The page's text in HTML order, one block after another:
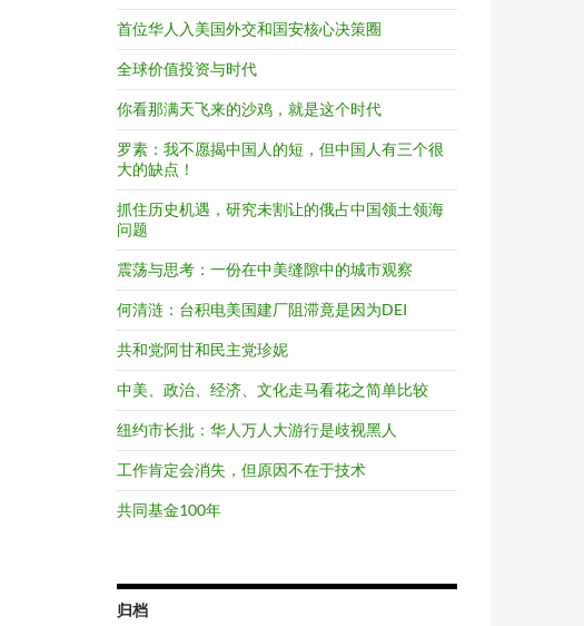
首位华人入美国外交和国安核心决策圈
全球价值投资与时代
你看那满天飞来的沙鸡，就是这个时代
罗素：我不愿揭中国人的短，但中国人有三个很
大的缺点！
抓住历史机遇，研究未割让的俄占中国领土领海
问题
震荡与思考：一份在中美缝隙中的城市观察
何清涟：台积电美国建厂阻滞竟是因为DEI
共和党阿甘和民主党珍妮
中美、政治、经济、文化走马看花之简单比较
纽约市长批：华人万人大游行是歧视黑人
工作肯定会消失，但原因不在于技术
共同基金100年
归档